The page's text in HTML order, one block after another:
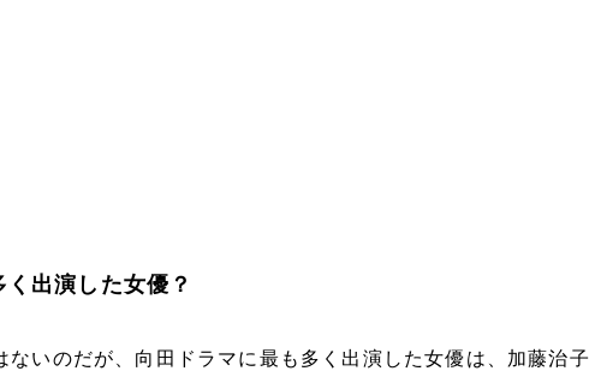
出演した女優？
ないのだが、向田ドラマに最も多く出演した女優は、加藤治子